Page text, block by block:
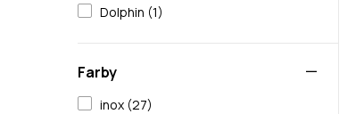
Dolphin (1)
Farby
inox (27)